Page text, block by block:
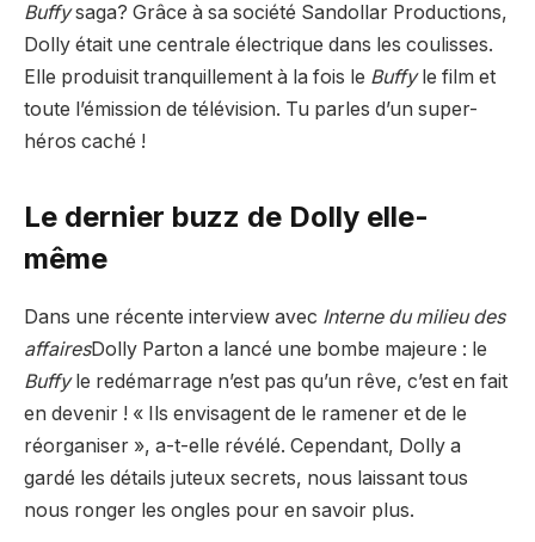
Buffysaga? Grâce à sa société Sandollar Productions,
Dolly était une centrale électrique dans les coulisses.
Elle produisit tranquillement à la fois le Buffyle film et
toute l’émission de télévision. Tu parles d’un super-
héros caché !
Le dernier buzz de Dolly elle-
même
Dans une récente interview avec Interne du milieu des
affairesDolly Parton a lancé une bombe majeure : le
Buffyle redémarrage n’est pas qu’un rêve, c’est en fait
en devenir ! « Ils envisagent de le ramener et de le
réorganiser », a-t-elle révélé. Cependant, Dolly a
gardé les détails juteux secrets, nous laissant tous
nous ronger les ongles pour en savoir plus.